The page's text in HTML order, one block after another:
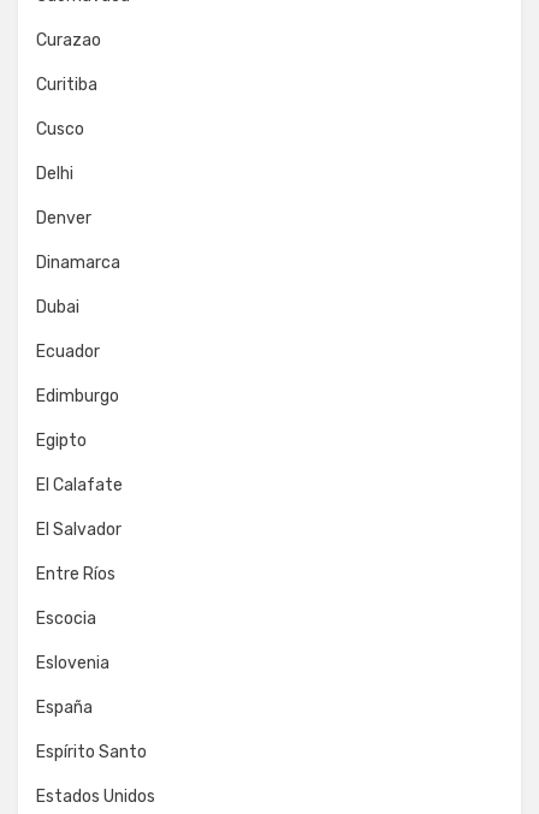
Curazao
Curitiba
Cusco
Delhi
Denver
Dinamarca
Dubai
Ecuador
Edimburgo
Egipto
El Calafate
El Salvador
Entre Ríos
Escocia
Eslovenia
España
Espírito Santo
Estados Unidos